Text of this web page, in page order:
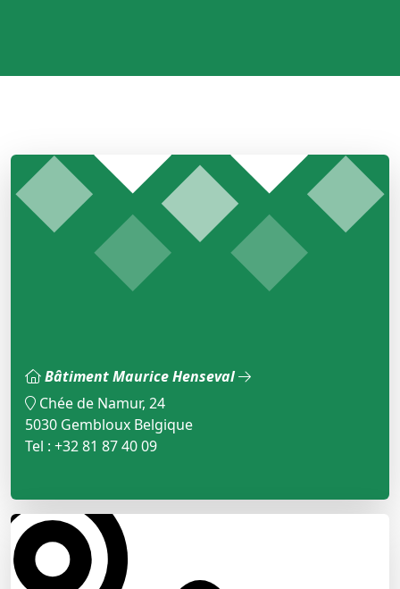
Bâtiment Maurice Henseval
Chée de Namur, 24
5030 Gembloux Belgique
Tel : +32 81 87 40 09